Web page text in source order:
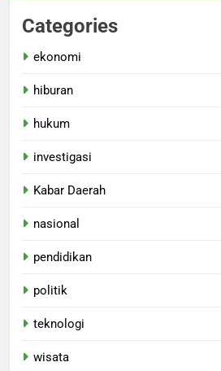
Categories
ekonomi
hiburan
hukum
investigasi
Kabar Daerah
nasional
pendidikan
politik
teknologi
wisata